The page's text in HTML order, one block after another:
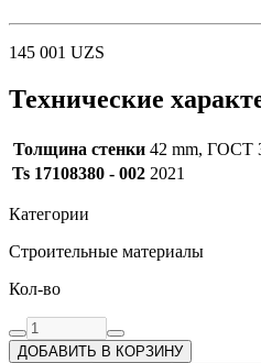
145 001 UZS
Технические
Толщина стенки 42 mm, ГОСТ
Ts 17108380 - 002 2021
Категории
Строительные материалы
Кол-во
ДОБАВИТЬ В КОРЗИНУ